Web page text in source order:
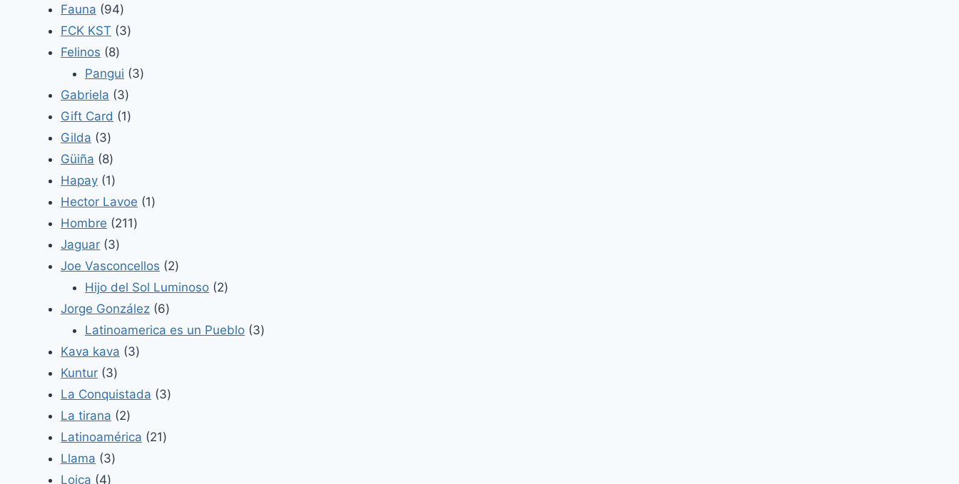
productos
Fauna 9494
productos
FCK KST 33
Felinos 88
productos
Pangui 33
Gabriela 33
productos
Gift Card 11
Gilda 33
productos
Güiña 88
productos
Hapay 11
producto
Hector Lavoe 11
Hombre 211211
Jaguar 33
productos
Joe Vasconcellos 22
productos
Hijo del Sol Luminoso 22
Jorge González 66
productos
Latinoamerica es un Pueblo 33
Kava kava 33
Kuntur 33
productos
La Conquistada 33
La tirana 22
productos
Latinoamérica 2121
Llama 33
Loica 44